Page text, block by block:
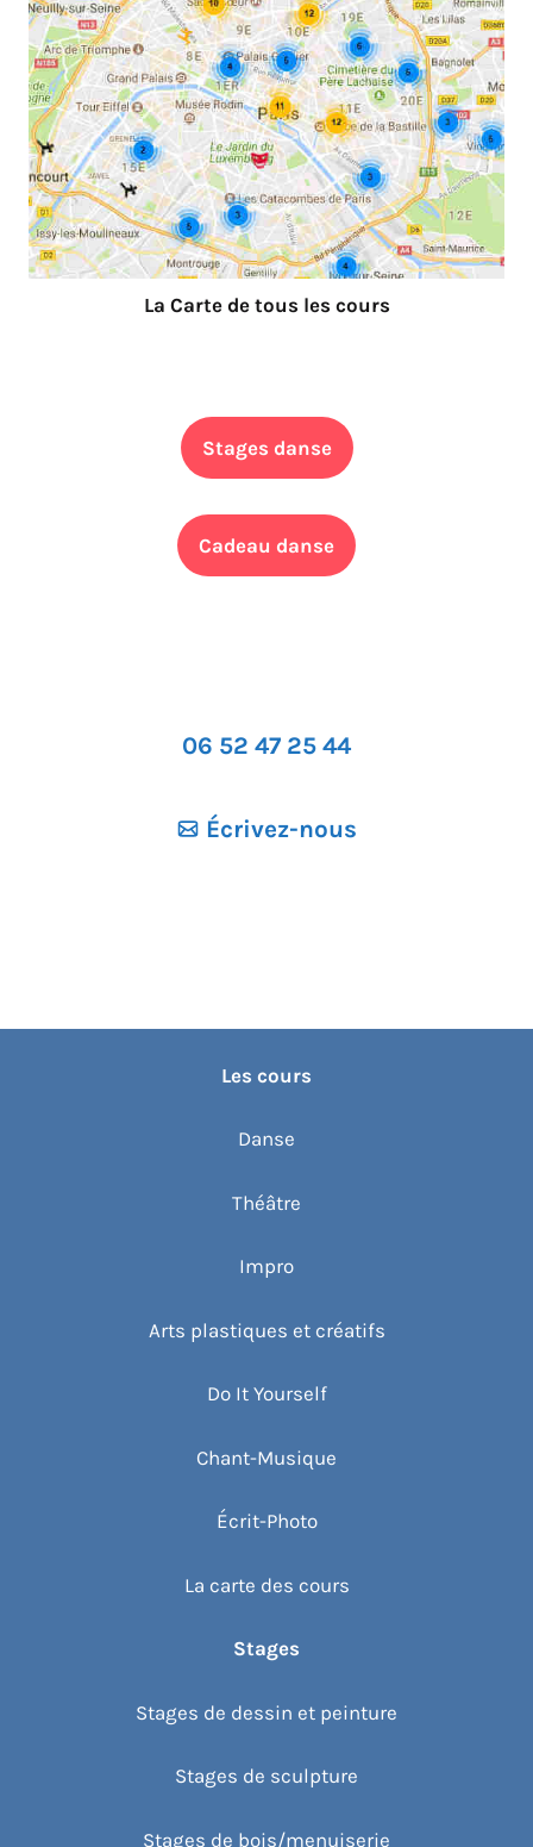
La Carte de tous les cours
Stages danse
Cadeau danse
06 52 47 25 44
Écrivez-nous
Les cours
Danse
Théâtre
Impro
Arts plastiques et créatifs
Do It Yourself
Chant-Musique
Écrit-Photo
La carte des cours
Stages
Stages de dessin et peinture
Stages de sculpture
Stages de bois/menuiserie